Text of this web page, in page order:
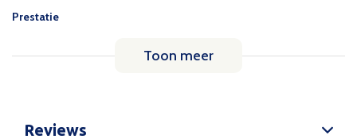
Prestatie
Toon meer
Reviews